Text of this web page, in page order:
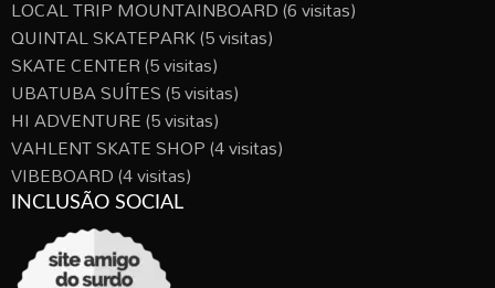
LOCAL TRIP MOUNTAINBOARD(6 visitas)
QUINTAL SKATEPARK(5 visitas)
SKATE CENTER(5 visitas)
UBATUBA SUÍTES(5 visitas)
HI ADVENTURE(5 visitas)
VAHLENT SKATE SHOP(4 visitas)
VIBEBOARD(4 visitas)
INCLUSÃO SOCIAL